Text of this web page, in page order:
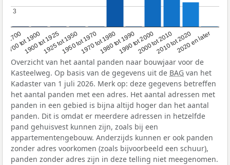
1700
1700 tot 1900
1900 tot 19251925 tot 19501950 tot 19701970 tot 19801980 tot 19901990 tot 20002000 tot 20102010 tot 20202020 en later
3
3
Overzicht van het aantal panden naar bouwjaar voor de
Kasteelweg. Op basis van de gegevens uit de BAG van het
Kadaster van 1 juli 2026. Merk op: deze gegevens betreffen
het aantal panden met een adres. Het aantal adressen met
panden in een gebied is bijna altijd hoger dan het aantal
panden. Dit is omdat er meerdere adressen in hetzelfde
pand gehuisvest kunnen zijn, zoals bij een
appartementengebouw. Anderzijds kunnen er ook panden
zonder adres voorkomen (zoals bijvoorbeeld een schuur),
panden zonder adres zijn in deze telling niet meegenomen.